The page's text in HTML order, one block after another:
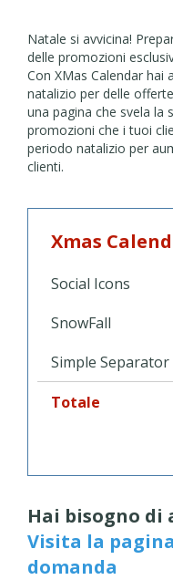
Natale si avvicina!
delle promozioni
Con XMas Calendar hai
natalizio per delle
una pagina che svela la
promozioni che i tuoi
periodo natalizio per
clienti.
Xmas
Social Icons
SnowFall
Simple Separator
Totale
Hai bisogno di
Visita la
domanda